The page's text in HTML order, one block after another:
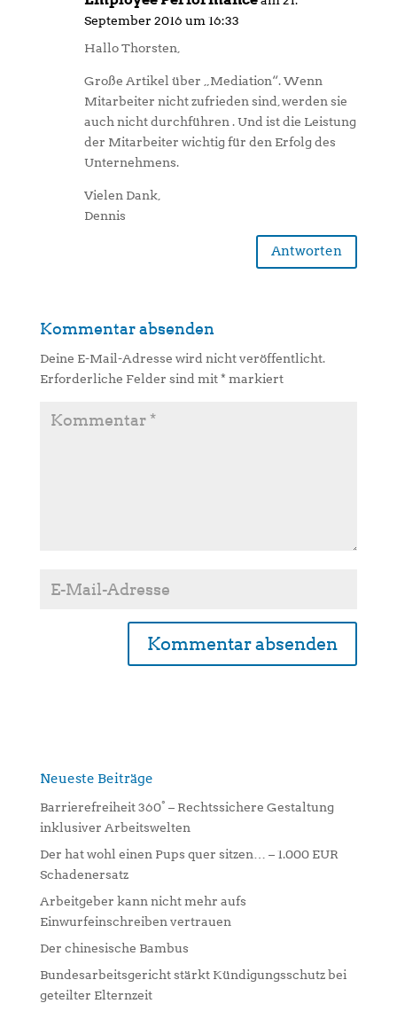
September 2016 um 16:33
Hallo Thorsten,
Große Artikel über „Mediation“. Wenn
Mitarbeiter nicht zufrieden sind, werden sie
auch nicht durchführen . Und ist die Leistung
der Mitarbeiter wichtig für den Erfolg des
Unternehmens.
Vielen Dank,
Dennis
Antworten
Kommentar absenden
Deine E-Mail-Adresse wird nicht veröffentlicht.
Erforderliche Felder sind mit* markiert
n
v
e
:
Neueste Beiträge
Barrierefreiheit 360° – Rechtssichere Gestaltung
inklusiver Arbeitswelten
Der hat wohl einen Pups quer sitzen… – 1.000 EUR
Schadenersatz
Arbeitgeber kann nicht mehr aufs
Einwurfeinschreiben vertrauen
Der chinesische Bambus
Bundesarbeitsgericht stärkt Kündigungsschutz bei
geteilter Elternzeit